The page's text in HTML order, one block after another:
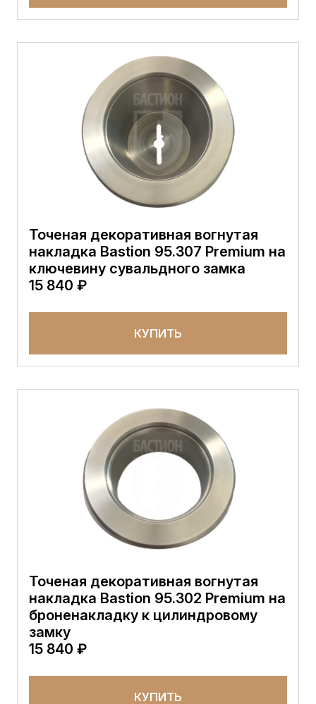
Точеная декоративная вогнутая
накладка Bastion 95.307 Premium на
ключевину сувальдного замка
15 840 ₽
КУПИТЬ
Точеная декоративная вогнутая
накладка Bastion 95.302 Premium на
броненакладку к цилиндровому
замку
15 840 ₽
КУПИТЬ